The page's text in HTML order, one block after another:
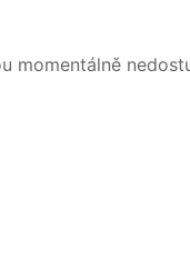
momentálně